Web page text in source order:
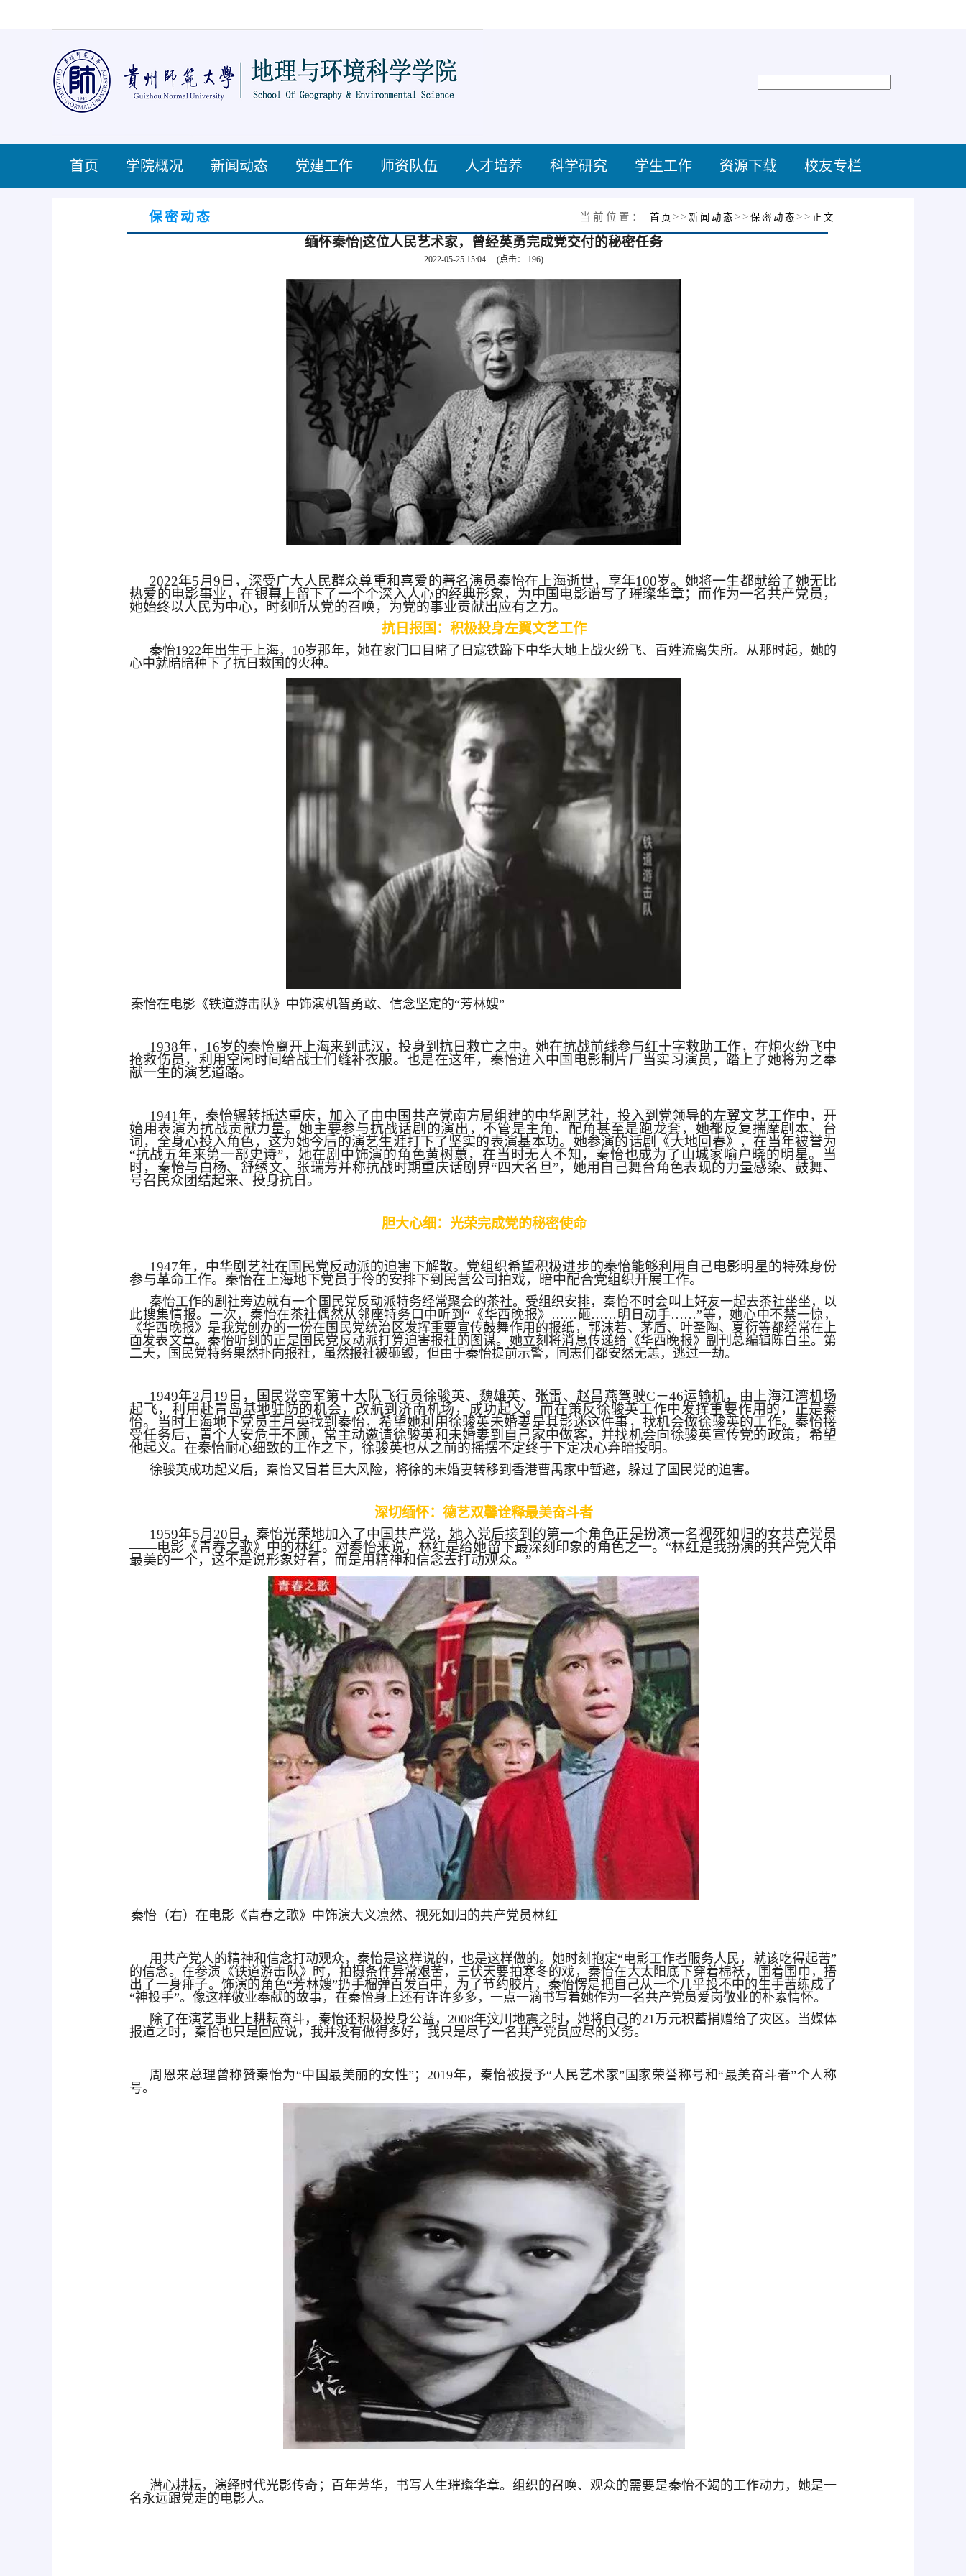
首页 学院概况 新闻动态 党建工作 师资队伍 人才培养 科学研究 学生工作 资源下载 校友专栏
保密动态 当前位置： 首页 >> 新闻动态 >> 保密动态 >> 正文
缅怀秦怡|这位人民艺术家，曾经英勇完成党交付的秘密任务
2022-05-25 15:04 (点击： 196)
2022年5月9日，深受广大人民群众尊重和喜爱的著名演员秦怡在上海逝世，享年100岁。她将一生都献给了她无比
热爱的电影事业，在银幕上留下了一个个深入人心的经典形象，为中国电影谱写了璀璨华章；而作为一名共产党员，
她始终以人民为中心，时刻听从党的召唤，为党的事业贡献出应有之力。
抗日报国：积极投身左翼文艺工作
秦怡1922年出生于上海，10岁那年，她在家门口目睹了日寇铁蹄下中华大地上战火纷飞、百姓流离失所。从那时起，她的
心中就暗暗种下了抗日救国的火种。
秦怡在电影《铁道游击队》中饰演机智勇敢、信念坚定的“芳林嫂”
1938年，16岁的秦怡离开上海来到武汉，投身到抗日救亡之中。她在抗战前线参与红十字救助工作，在炮火纷飞中
抢救伤员，利用空闲时间给战士们缝补衣服。也是在这年，秦怡进入中国电影制片厂当实习演员，踏上了她将为之奉
献一生的演艺道路。
1941年，秦怡辗转抵达重庆，加入了由中国共产党南方局组建的中华剧艺社，投入到党领导的左翼文艺工作中，开
始用表演为抗战贡献力量。她主要参与抗战话剧的演出，不管是主角、配角甚至是跑龙套，她都反复揣摩剧本、台
词，全身心投入角色，这为她今后的演艺生涯打下了坚实的表演基本功。她参演的话剧《大地回春》，在当年被誉为
“抗战五年来第一部史诗”，她在剧中饰演的角色黄树蕙，在当时无人不知，秦怡也成为了山城家喻户晓的明星。当
时，秦怡与白杨、舒绣文、张瑞芳并称抗战时期重庆话剧界“四大名旦”，她用自己舞台角色表现的力量感染、鼓舞、
号召民众团结起来、投身抗日。
胆大心细：光荣完成党的秘密使命
1947年，中华剧艺社在国民党反动派的迫害下解散。党组织希望积极进步的秦怡能够利用自己电影明星的特殊身份
参与革命工作。秦怡在上海地下党员于伶的安排下到民营公司拍戏，暗中配合党组织开展工作。
秦怡工作的剧社旁边就有一个国民党反动派特务经常聚会的茶社。受组织安排，秦怡不时会叫上好友一起去茶社坐坐，以
此搜集情报。一次，秦怡在茶社偶然从邻座特务口中听到“《华西晚报》……砸……明日动手……”等，她心中不禁一惊，
《华西晚报》是我党创办的一份在国民党统治区发挥重要宣传鼓舞作用的报纸，郭沫若、茅盾、叶圣陶、夏衍等都经常在上
面发表文章。秦怡听到的正是国民党反动派打算迫害报社的图谋。她立刻将消息传递给《华西晚报》副刊总编辑陈白尘。第
二天，国民党特务果然扑向报社，虽然报社被砸毁，但由于秦怡提前示警，同志们都安然无恙，逃过一劫。
1949年2月19日，国民党空军第十大队飞行员徐骏英、魏雄英、张雷、赵昌燕驾驶C－46运输机，由上海江湾机场
起飞，利用赴青岛基地驻防的机会，改航到济南机场，成功起义。而在策反徐骏英工作中发挥重要作用的，正是秦
怡。当时上海地下党员王月英找到秦怡，希望她利用徐骏英未婚妻是其影迷这件事，找机会做徐骏英的工作。秦怡接
受任务后，置个人安危于不顾，常主动邀请徐骏英和未婚妻到自己家中做客，并找机会向徐骏英宣传党的政策，希望
他起义。在秦怡耐心细致的工作之下，徐骏英也从之前的摇摆不定终于下定决心弃暗投明。
徐骏英成功起义后，秦怡又冒着巨大风险，将徐的未婚妻转移到香港曹禺家中暂避，躲过了国民党的迫害。
深切缅怀：德艺双馨诠释最美奋斗者
1959年5月20日，秦怡光荣地加入了中国共产党，她入党后接到的第一个角色正是扮演一名视死如归的女共产党员
——电影《青春之歌》中的林红。对秦怡来说，林红是给她留下最深刻印象的角色之一。“林红是我扮演的共产党人中
最美的一个，这不是说形象好看，而是用精神和信念去打动观众。”
秦怡（右）在电影《青春之歌》中饰演大义凛然、视死如归的共产党员林红
用共产党人的精神和信念打动观众，秦怡是这样说的，也是这样做的。她时刻抱定“电影工作者服务人民，就该吃得起苦”
的信念。在参演《铁道游击队》时，拍摄条件异常艰苦，三伏天要拍寒冬的戏，秦怡在大太阳底下穿着棉袄，围着围巾，捂
出了一身痱子。饰演的角色“芳林嫂”扔手榴弹百发百中，为了节约胶片，秦怡愣是把自己从一个几乎投不中的生手苦练成了
“神投手”。像这样敬业奉献的故事，在秦怡身上还有许许多多，一点一滴书写着她作为一名共产党员爱岗敬业的朴素情怀。
除了在演艺事业上耕耘奋斗，秦怡还积极投身公益，2008年汶川地震之时，她将自己的21万元积蓄捐赠给了灾区。当媒体
报道之时，秦怡也只是回应说，我并没有做得多好，我只是尽了一名共产党员应尽的义务。
周恩来总理曾称赞秦怡为“中国最美丽的女性”；2019年，秦怡被授予“人民艺术家”国家荣誉称号和“最美奋斗者”个人称
号。
潜心耕耘，演绎时代光影传奇；百年芳华，书写人生璀璨华章。组织的召唤、观众的需要是秦怡不竭的工作动力，她是一
名永远跟党走的电影人。